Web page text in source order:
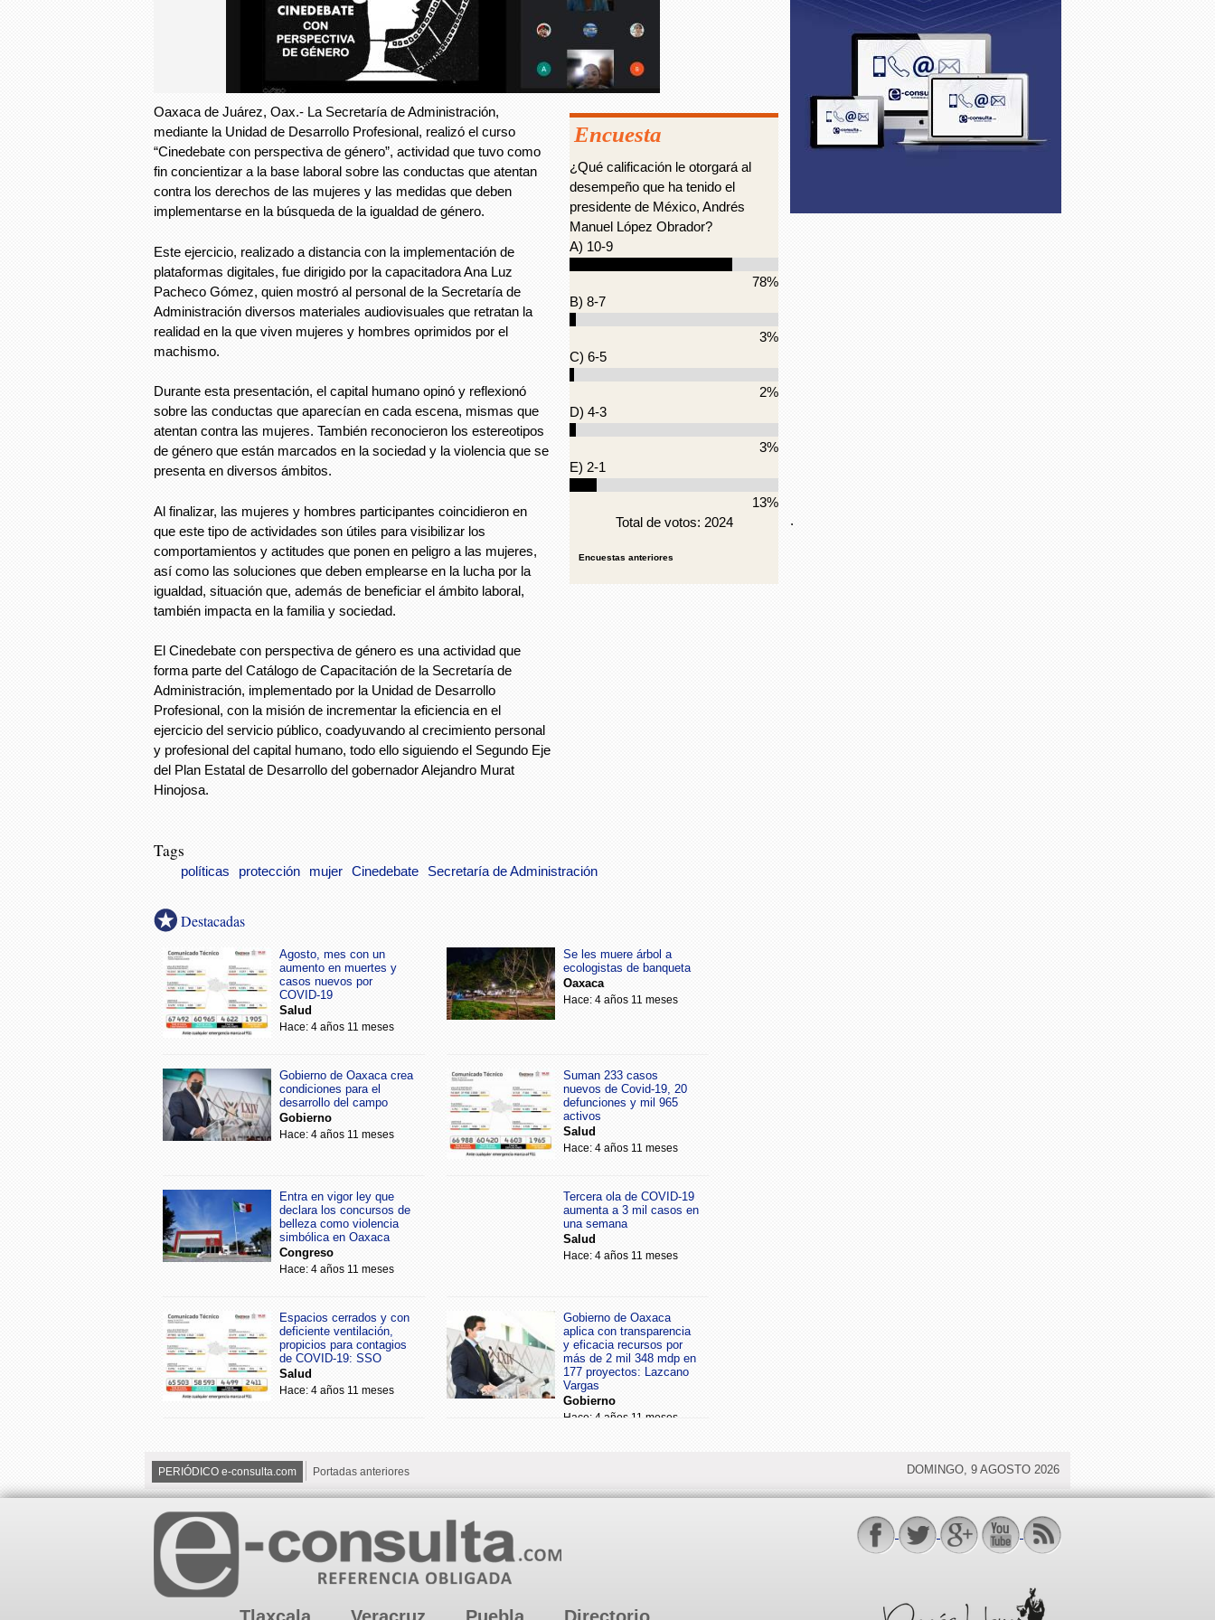
Oaxaca de Juárez, Oax.- La Secretaría de Administración,
mediante la Unidad de Desarrollo Profesional, realizó el curso
“Cinedebate con perspectiva de género”, actividad que tuvo como
fin concientizar a la base laboral sobre las conductas que atentan
contra los derechos de las mujeres y las medidas que deben
implementarse en la búsqueda de la igualdad de género.
Este ejercicio, realizado a distancia con la implementación de
plataformas digitales, fue dirigido por la capacitadora Ana Luz
Pacheco Gómez, quien mostró al personal de la Secretaría de
Administración diversos materiales audiovisuales que retratan la
realidad en la que viven mujeres y hombres oprimidos por el
machismo.
Durante esta presentación, el capital humano opinó y reflexionó
sobre las conductas que aparecían en cada escena, mismas que
atentan contra las mujeres. También reconocieron los estereotipos
de género que están marcados en la sociedad y la violencia que se
presenta en diversos ámbitos.
Al finalizar, las mujeres y hombres participantes coincidieron en
que este tipo de actividades son útiles para visibilizar los
comportamientos y actitudes que ponen en peligro a las mujeres,
así como las soluciones que deben emplearse en la lucha por la
igualdad, situación que, además de beneficiar el ámbito laboral,
también impacta en la familia y sociedad.
El Cinedebate con perspectiva de género es una actividad que
forma parte del Catálogo de Capacitación de la Secretaría de
Administración, implementado por la Unidad de Desarrollo
Profesional, con la misión de incrementar la eficiencia en el
ejercicio del servicio público, coadyuvando al crecimiento personal
y profesional del capital humano, todo ello siguiendo el Segundo Eje
del Plan Estatal de Desarrollo del gobernador Alejandro Murat
Hinojosa.
Encuesta
¿Qué calificación le otorgará al
desempeño que ha tenido el
presidente de México, Andrés
Manuel López Obrador?
A) 10-9
78%
B) 8-7
3%
C) 6-5
2%
D) 4-3
3%
E) 2-1
13%
Total de votos: 2024
Encuestas anteriores
Tags
políticas protección mujer Cinedebate Secretaría de Administración
Destacadas
Agosto, mes con un
aumento en muertes y
casos nuevos por
COVID-19
Salud
Hace: 4 años 11 meses
Se les muere árbol a
ecologistas de banqueta
Oaxaca
Hace: 4 años 11 meses
Gobierno de Oaxaca crea
condiciones para el
desarrollo del campo
Gobierno
Hace: 4 años 11 meses
Suman 233 casos
nuevos de Covid-19, 20
defunciones y mil 965
activos
Salud
Hace: 4 años 11 meses
Entra en vigor ley que
declara los concursos de
belleza como violencia
simbólica en Oaxaca
Congreso
Hace: 4 años 11 meses
Tercera ola de COVID-19
aumenta a 3 mil casos en
una semana
Salud
Hace: 4 años 11 meses
Espacios cerrados y con
deficiente ventilación,
propicios para contagios
de COVID-19: SSO
Salud
Hace: 4 años 11 meses
Gobierno de Oaxaca
aplica con transparencia
y eficacia recursos por
más de 2 mil 348 mdp en
177 proyectos: Lazcano
Vargas
Gobierno
Hace: 4 años 11 meses
.
PERIÓDICO e-consulta.com Portadas anteriores DOMINGO, 9 AGOSTO 2026
Tlaxcala Veracruz Puebla Directorio